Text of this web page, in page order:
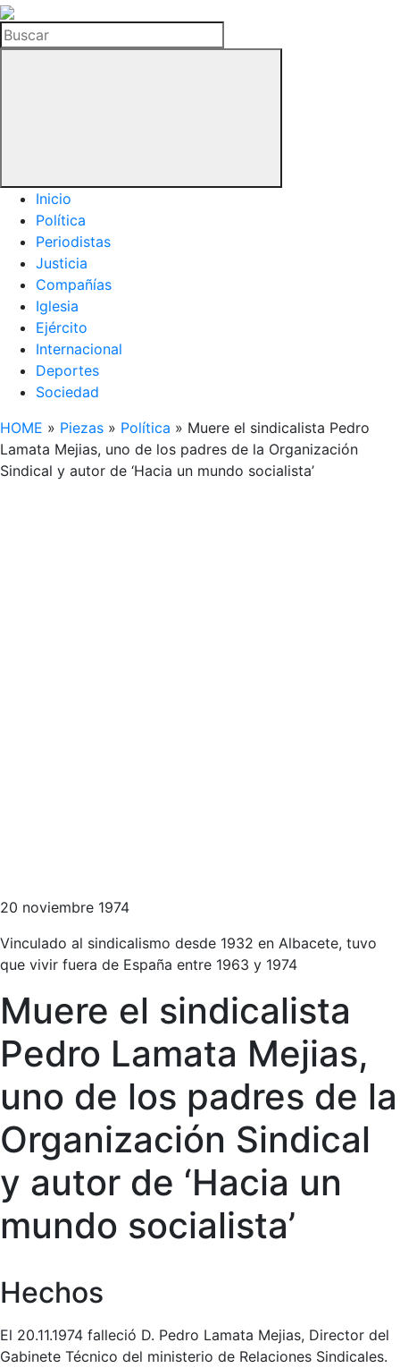
La
Hemeroteca
del
Buscar
Inicio
Política
Periodistas
Justicia
Compañías
Iglesia
Ejército
Internacional
Deportes
Sociedad
HOME » Piezas » Política » Muere el sindicalista Pedro
Lamata Mejias, uno de los padres de la Organización
Sindical y autor de ‘Hacia un mundo socialista’
20 noviembre 1974
Vinculado al sindicalismo desde 1932 en Albacete, tuvo
que vivir fuera de España entre 1963 y 1974
Muere el sindicalista
Pedro Lamata Mejias,
uno de los padres de la
Organización Sindical
y autor de ‘Hacia un
mundo socialista’
Hechos
El 20.11.1974 falleció D. Pedro Lamata Mejias, Director del
Gabinete Técnico del ministerio de Relaciones Sindicales.